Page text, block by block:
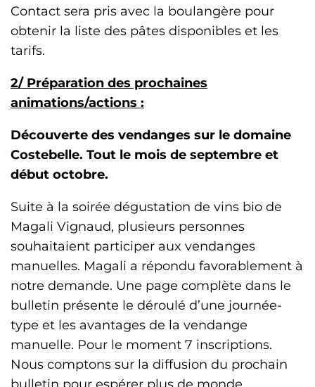
Contact sera pris avec la boulangère pour
obtenir la liste des pâtes disponibles et les
tarifs.
2/ Préparation des prochaines
animations/actions :
Découverte des vendanges sur le domaine
Costebelle. Tout le mois de septembre et
début octobre.
Suite à la soirée dégustation de vins bio de
Magali Vignaud, plusieurs personnes
souhaitaient participer aux vendanges
manuelles. Magali a répondu favorablement à
notre demande. Une page complète dans le
bulletin présente le déroulé d’une journée-
type et les avantages de la vendange
manuelle. Pour le moment 7 inscriptions.
Nous comptons sur la diffusion du prochain